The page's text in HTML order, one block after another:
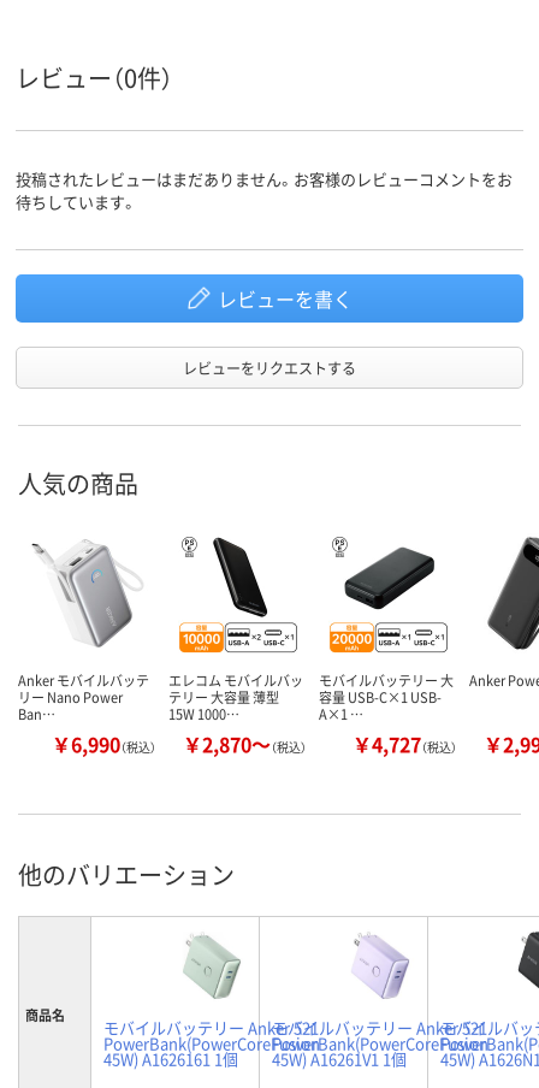
レビュー（0件）
投稿されたレビューはまだありません。お客様のレビューコメントをお
待ちしています。
レビューを書く
レビューをリクエストする
人気の商品
Anker モバイルバッテ
リー Nano Power
Ban…
￥6,990（税込）
エレコム モバイルバッ
テリー 大容量 薄型
15W 1000…
￥2,870～（税込）
モバイルバッテリー 大
容量 USB-C×1 USB-
A×1 …
￥4,727（税込）
Anker
￥
他のバリエーション
商品名
モバイルバッテリー Anker 521
PowerBank(PowerCoreFusion
45W) A1626161 1個
モバイルバッテリー Anker 521
PowerBank(PowerCoreFusion
45W) A16261V1 1個
モバイルバ
45W)